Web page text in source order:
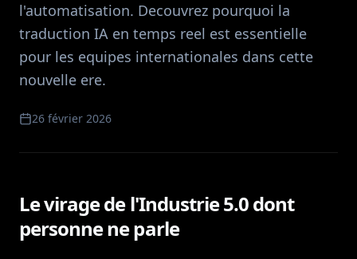
l'automatisation. Decouvrez pourquoi la
traduction IA en temps reel est essentielle
pour les equipes internationales dans cette
nouvelle ere.
26 février 2026
Le virage de l'Industrie 5.0 dont
personne ne parle